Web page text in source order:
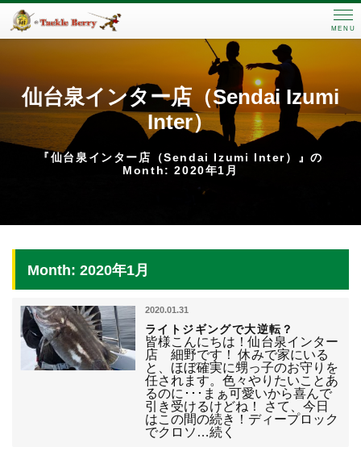
MENU
仙台泉インター店（Sendai Izumi
Inter）
『仙台泉インター店（Sendai Izumi Inter）』の
Month: 2020年1月
Month: 2020年1月
2020.01.31
ライトジギングで大逆転？
皆様こんにちは！仙台泉インター
店 細野です！ 休みで家にいる
と、ほぼ確実に甥っ子のお守りを
任されます。色々やりたいことあ
るのに･･･まぁ可愛いから喜んで
引き受けるけどね！ さて、今日
はこの間の続き！ディープロック
でクロソ…続く